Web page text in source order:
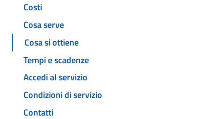
Costi
Cosa serve
Cosa si ottiene
Tempi e scadenze
Accedi al servizio
Condizioni di servizio
Contatti